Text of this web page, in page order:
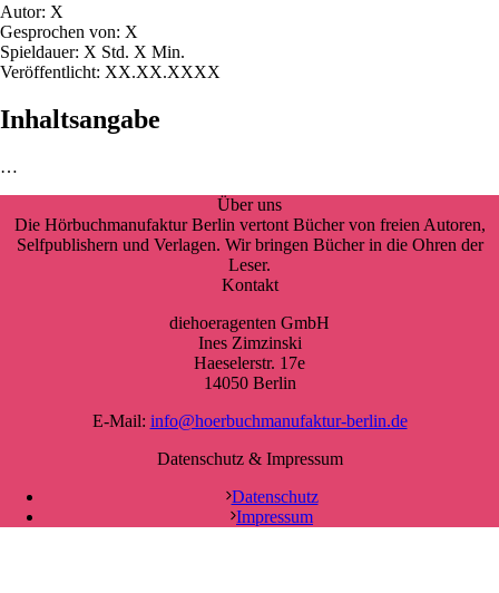
Autor: X
Gesprochen von: X
Spieldauer: X Std. X Min.
Veröffentlicht: XX.XX.XXXX
Inhaltsangabe
…
Über uns
Die Hörbuchmanufaktur Berlin vertont Bücher von freien Autoren,
Selfpublishern und Verlagen. Wir bringen Bücher in die Ohren der
Leser.
Kontakt
diehoeragenten GmbH
Ines Zimzinski
Haeselerstr. 17e
14050 Berlin
E-Mail: info@hoerbuchmanufaktur-berlin.de
Datenschutz & Impressum
Datenschutz
Impressum